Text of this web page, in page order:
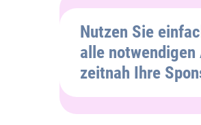
Nutzen Sie
alle
zeitnah Ihre